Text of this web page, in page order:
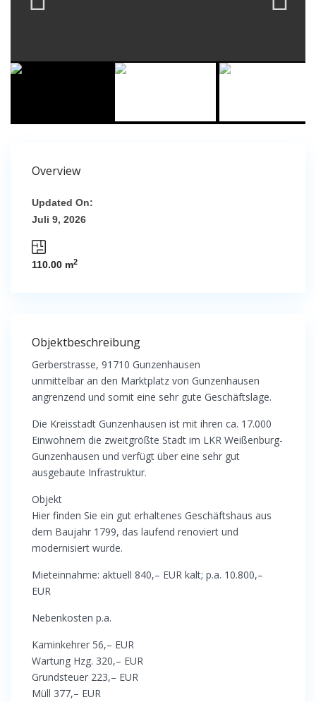
Overview
Updated On:
Juli 9, 2026
110.00 m2
Objektbeschreibung
Gerberstrasse, 91710 Gunzenhausen
unmittelbar an den Marktplatz von Gunzenhausen
angrenzend und somit eine sehr gute Geschäftslage.
Die Kreisstadt Gunzenhausen ist mit ihren ca. 17.000
Einwohnern die zweitgrößte Stadt im LKR Weißenburg-
Gunzenhausen und verfügt über eine sehr gut
ausgebaute Infrastruktur.
Objekt
Hier finden Sie ein gut erhaltenes Geschäftshaus aus
dem Baujahr 1799, das laufend renoviert und
modernisiert wurde.
Mieteinnahme: aktuell 840,– EUR kalt; p.a. 10.800,–
EUR
Nebenkosten p.a.
Kaminkehrer 56,– EUR
Wartung Hzg. 320,– EUR
Grundsteuer 223,– EUR
Müll 377,– EUR